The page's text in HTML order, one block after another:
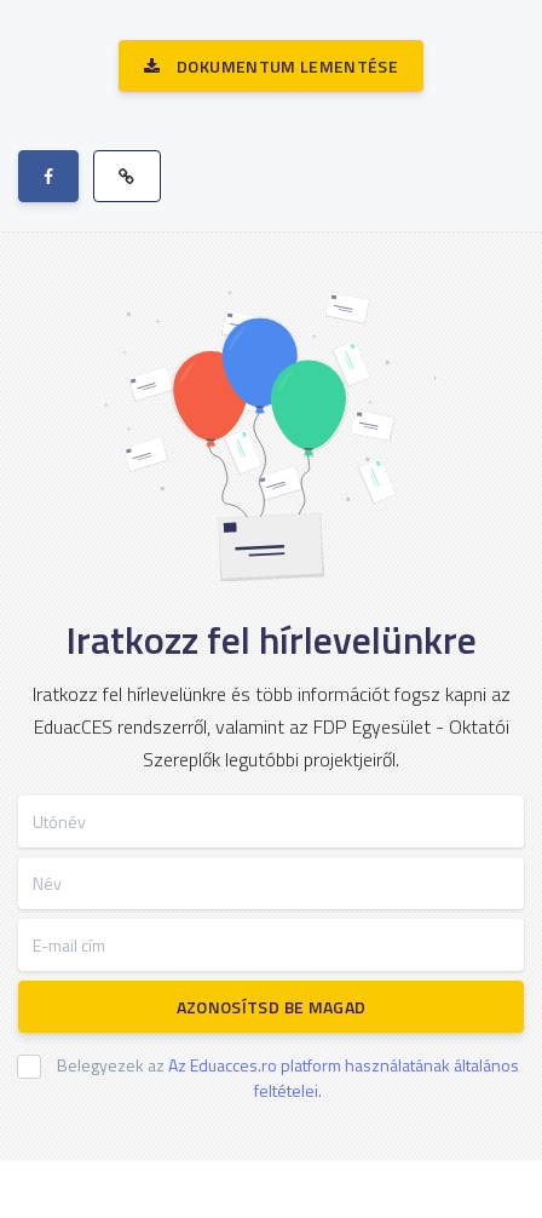
DOKUMENTUM LEMENTÉSE
Iratkozz fel hírlevelünkre
Iratkozz fel hírlevelünkre és több információt fogsz kapni az
EduacCES rendszerről, valamint az FDP Egyesület - Oktatói
Szereplők legutóbbi projektjeiről.
AZONOSÍTSD BE MAGAD
Belegyezek azAz Eduacces.ro platform használatának általános
feltételei.